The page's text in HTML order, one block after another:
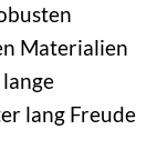
Materialien
lang Freude